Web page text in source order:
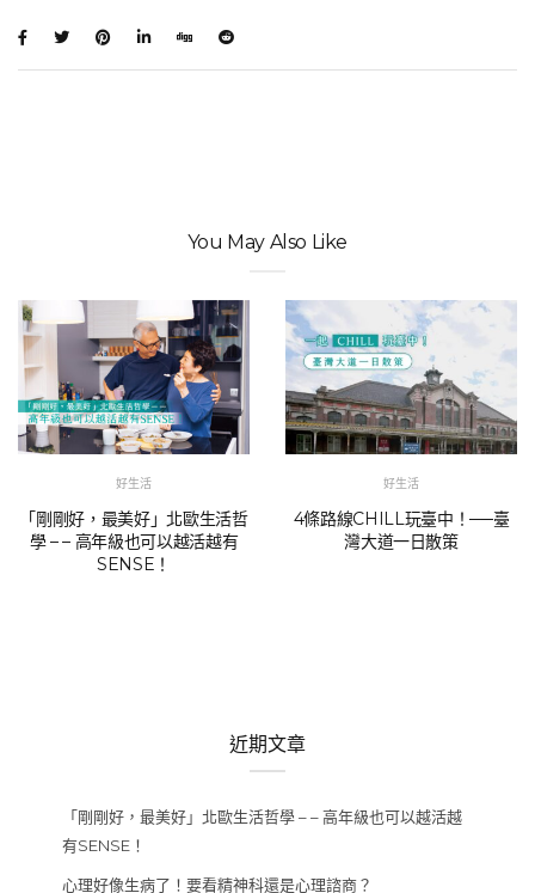
You May Also Like
好生活
「剛剛好，最美好」北歐生活哲
學 – – 高年級也可以越活越有
SENSE！
好生活
4條路線CHILL玩臺中！──臺
灣大道一日散策
近期文章
「剛剛好，最美好」北歐生活哲學 – – 高年級也可以越活越
有SENSE！
心理好像生病了！要看精神科還是心理諮商？